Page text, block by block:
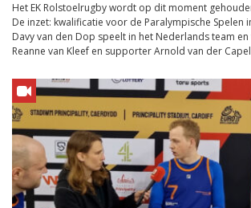
Het EK Rolstoelrugby wordt op dit moment
De inzet: kwalificatie voor de Paralympische Spelen
Davy van den Dop speelt in het Nederlands team
Reanne van Kleef en supporter Arnold van der